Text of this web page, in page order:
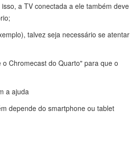
a TV conectada a ele também deve
talvez seja necessário se atentar
Chromecast do Quarto" para que o
a ajuda
depende do smartphone ou tablet